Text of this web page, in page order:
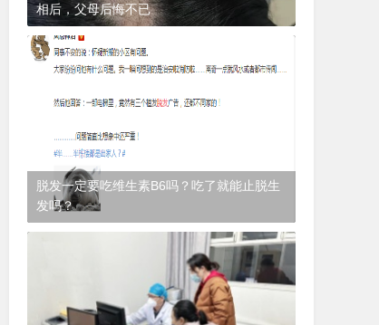
相后，父母后悔不已
脱发一定要吃维生素B6吗？吃了就能止脱生
发吗？